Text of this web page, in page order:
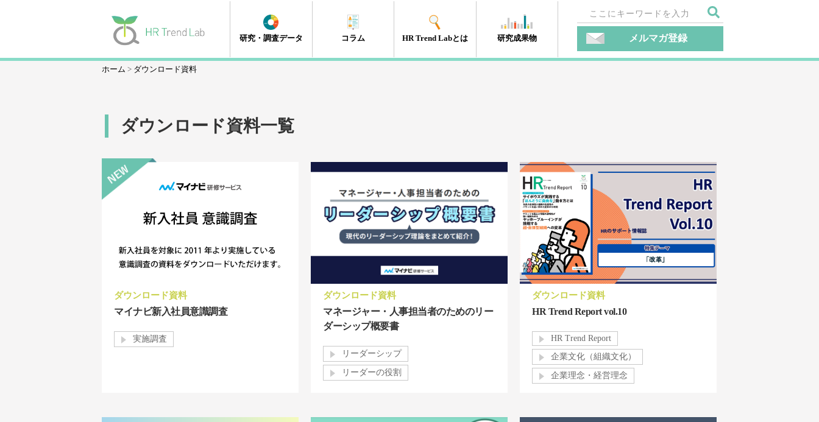
研究・調査データ コラム HR Trend Labとは 研究成果物 メルマガ登録
ホーム ダウンロード資料
ダウンロード資料一覧
ダウンロード資料
マイナビ新入社員意識調査
実施調査
ダウンロード資料
マネージャー・人事担当者のためのリー
ダーシップ概要書
リーダーシップ
リーダーの役割
ダウンロード資料
HR Trend Report vol.10
HR Trend Report
企業文化（組織文化）
企業理念・経営理念